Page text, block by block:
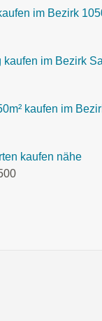
im Bezirk
kaufen im Bezirk
kaufen im
kaufen nähe